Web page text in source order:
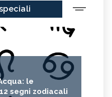
le
segni zodiacali